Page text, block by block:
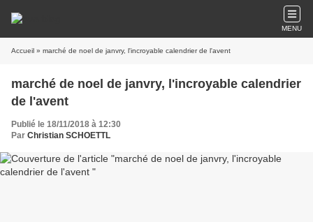
MENU
Accueil » marché de noel de janvry, l'incroyable calendrier de l'avent
marché de noel de janvry, l'incroyable calendrier
de l'avent
Publié le 18/11/2018 à 12:30
Par Christian SCHOETTL